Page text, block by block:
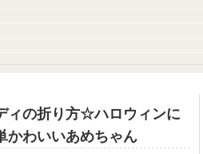
ィの折り方☆ハロウィンに
かわいいあめちゃん